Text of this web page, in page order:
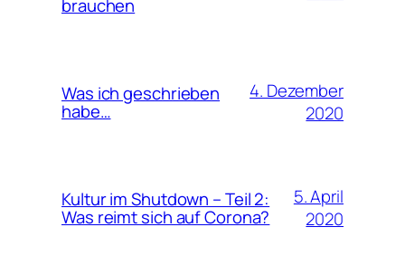
brauchen
Was ich geschrieben
habe…
4. Dezember
2020
Kultur im Shutdown – Teil 2:
Was reimt sich auf Corona?
5. April
2020